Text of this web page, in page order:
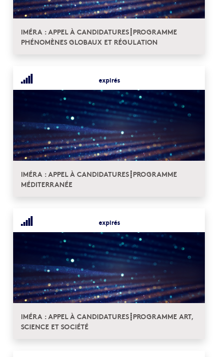
IMÉRA : APPEL À CANDIDATURES┋PROGRAMME
PHÉNOMÈNES GLOBAUX ET RÉGULATION
expirés
IMÉRA : APPEL À CANDIDATURES┋PROGRAMME
MÉDITERRANÉE
expirés
IMÉRA : APPEL À CANDIDATURES┋PROGRAMME ART,
SCIENCE ET SOCIÉTÉ